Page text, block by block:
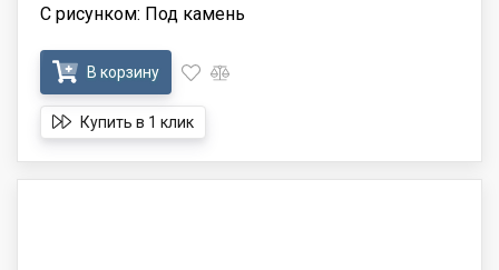
С рисунком: Под камень
В корзину
Купить в 1 клик